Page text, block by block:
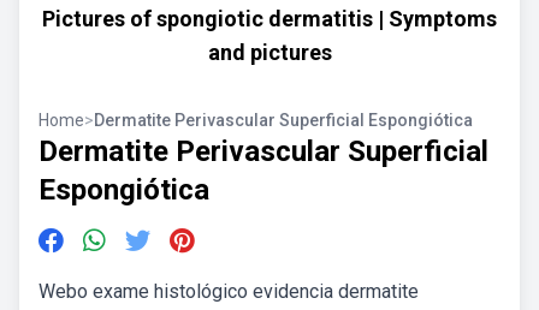
Pictures of spongiotic dermatitis | Symptoms
and pictures
Home>Dermatite Perivascular Superficial Espongiótica
Dermatite Perivascular Superficial
Espongiótica
Webo exame histológico evidencia dermatite